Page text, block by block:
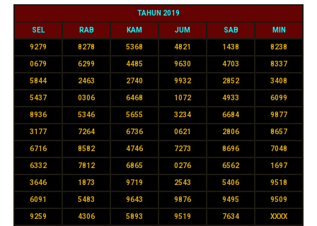
TAHUN 2019
SEL RAB KAM JUM SAB MIN
9279 8278 5368 4821 1438 8238
0679 6299 4485 9630 4703 8337
5844 2463 2740 9932 2852 3408
5437 0306 6468 1072 4933 6099
8936 5346 5655 3234 6684 9877
3177 7264 6736 0621 2806 8657
6716 8582 4746 7273 8696 7048
6332 7812 6865 0276 6562 1697
3646 1873 9719 2543 5406 9518
6091 5483 9643 9876 9495 9509
9259 4306 5893 9519 7634 XXXX